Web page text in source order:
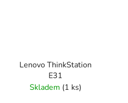
Lenovo ThinkStation
E31
Skladem (1 ks)